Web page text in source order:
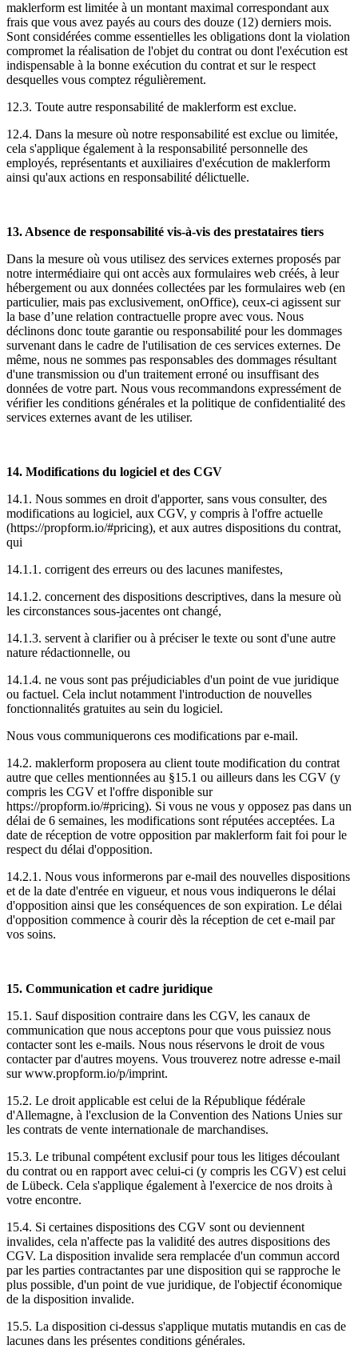
maklerform est limitée à un montant maximal correspondant aux
frais que vous avez payés au cours des douze (12) derniers mois.
Sont considérées comme essentielles les obligations dont la violation
compromet la réalisation de l'objet du contrat ou dont l'exécution est
indispensable à la bonne exécution du contrat et sur le respect
desquelles vous comptez régulièrement.
12.3. Toute autre responsabilité de maklerform est exclue.
12.4. Dans la mesure où notre responsabilité est exclue ou limitée,
cela s'applique également à la responsabilité personnelle des
employés, représentants et auxiliaires d'exécution de maklerform
ainsi qu'aux actions en responsabilité délictuelle.
13. Absence de responsabilité vis-à-vis des prestataires tiers
Dans la mesure où vous utilisez des services externes proposés par
notre intermédiaire qui ont accès aux formulaires web créés, à leur
hébergement ou aux données collectées par les formulaires web (en
particulier, mais pas exclusivement, onOffice), ceux-ci agissent sur
la base d’une relation contractuelle propre avec vous. Nous
déclinons donc toute garantie ou responsabilité pour les dommages
survenant dans le cadre de l'utilisation de ces services externes. De
même, nous ne sommes pas responsables des dommages résultant
d'une transmission ou d'un traitement erroné ou insuffisant des
données de votre part. Nous vous recommandons expressément de
vérifier les conditions générales et la politique de confidentialité des
services externes avant de les utiliser.
14. Modifications du logiciel et des CGV
14.1. Nous sommes en droit d'apporter, sans vous consulter, des
modifications au logiciel, aux CGV, y compris à l'offre actuelle
(https://propform.io/#pricing), et aux autres dispositions du contrat,
qui
14.1.1. corrigent des erreurs ou des lacunes manifestes,
14.1.2. concernent des dispositions descriptives, dans la mesure où
les circonstances sous-jacentes ont changé,
14.1.3. servent à clarifier ou à préciser le texte ou sont d'une autre
nature rédactionnelle, ou
14.1.4. ne vous sont pas préjudiciables d'un point de vue juridique
ou factuel. Cela inclut notamment l'introduction de nouvelles
fonctionnalités gratuites au sein du logiciel.
Nous vous communiquerons ces modifications par e-mail.
14.2. maklerform proposera au client toute modification du contrat
autre que celles mentionnées au §15.1 ou ailleurs dans les CGV (y
compris les CGV et l'offre disponible sur
https://propform.io/#pricing). Si vous ne vous y opposez pas dans un
délai de 6 semaines, les modifications sont réputées acceptées. La
date de réception de votre opposition par maklerform fait foi pour le
respect du délai d'opposition.
14.2.1. Nous vous informerons par e-mail des nouvelles dispositions
et de la date d'entrée en vigueur, et nous vous indiquerons le délai
d'opposition ainsi que les conséquences de son expiration. Le délai
d'opposition commence à courir dès la réception de cet e-mail par
vos soins.
15. Communication et cadre juridique
15.1. Sauf disposition contraire dans les CGV, les canaux de
communication que nous acceptons pour que vous puissiez nous
contacter sont les e-mails. Nous nous réservons le droit de vous
contacter par d'autres moyens. Vous trouverez notre adresse e-mail
sur www.propform.io/p/imprint.
15.2. Le droit applicable est celui de la République fédérale
d'Allemagne, à l'exclusion de la Convention des Nations Unies sur
les contrats de vente internationale de marchandises.
15.3. Le tribunal compétent exclusif pour tous les litiges découlant
du contrat ou en rapport avec celui-ci (y compris les CGV) est celui
de Lübeck. Cela s'applique également à l'exercice de nos droits à
votre encontre.
15.4. Si certaines dispositions des CGV sont ou deviennent
invalides, cela n'affecte pas la validité des autres dispositions des
CGV. La disposition invalide sera remplacée d'un commun accord
par les parties contractantes par une disposition qui se rapproche le
plus possible, d'un point de vue juridique, de l'objectif économique
de la disposition invalide.
15.5. La disposition ci-dessus s'applique mutatis mutandis en cas de
lacunes dans les présentes conditions générales.